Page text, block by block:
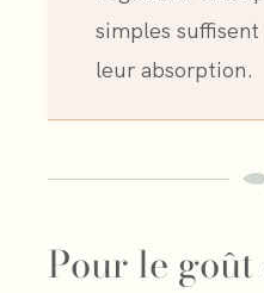
simples
leur absorption.
Pour le